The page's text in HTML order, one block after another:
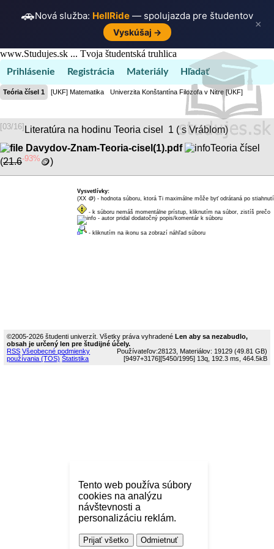
🚗Nová služba: HellRide— spolujazda pre študentov
Vyskúšaj →
×
Tento web používa súbory
cookies na analýzu
návštevnosti a
personalizáciu reklám.
Prijať všetko Odmietnuť
www.Studujes.sk ... Tvoja študentská truhlica
Prihlásenie Registrácia Materiály Hľadať
Teória čísel 1 [UKF] Matematika Univerzita Konštantína Filozofa v Nitre [UKF]
[03/16] Literatúra na hodinu Teoria cisel 1 ( s Vráblom)
Davydov-Znam-Teoria-cisel(1).pdf
Teoria čísel
(21.6-93%
dukátikov
🪙)
Vysvetlívky:
(XX
dukátikov
🪙) - hodnota súboru, ktorá Ti maximálne môže byť odrátaná po stiahnutí
- k súboru nemáš momentálne prístup, kliknutím na súbor, zistíš prečo
- autor pridal dodatočný popis/komentár k súboru
- kliknutím na ikonu sa zobrazí náhľad súboru
©2005-2026 študenti univerzít. Všetky práva vyhradené Len aby sa nezabudlo,
obsah je určený len pre študijné účely.
Používateľov:28123, Materiálov: 19129 (49.81 GB)
RSS Všeobecné podmienky
používania (TOS) Štatistika [9497+3176][5450/1995]13q, 192.3 ms, 464.5kB